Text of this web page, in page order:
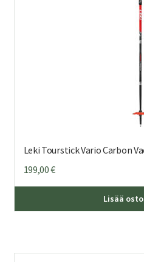
Leki Tourstick Vario Carbon
199,00€
Lisää